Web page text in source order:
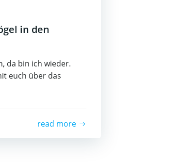
in den
da bin ich wieder.
euch über das
read more